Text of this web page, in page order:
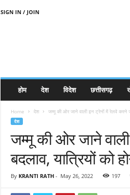
SIGN IN / JOIN
होम देश विदेश छत्तीसगढ़
Home देश जम्‍मू की ओर जाने वाली इन ट्रेनों में रेलवे करने
देश
जम्‍मू की ओर जाने
बदलाव, यात्र‍ियों को
By KRANTI RATH- May 26, 2022 197